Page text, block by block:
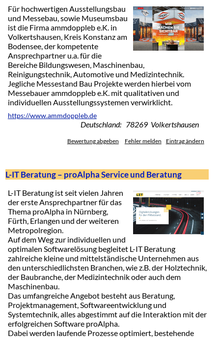
Für hochwertigen Ausstellungsbau
und Messebau, sowie Museumsbau
ist die Firma ammdoppleb e.K. in
Volkertshausen, Kreis Konstanz am
Bodensee, der kompetente
Ansprechpartner u.a. für die
Bereiche Bildungswesen, Maschinenbau,
Reinigungstechnik, Automotive und Medizintechnik.
Jegliche Messestand Bau Projekte werden hierbei vom
Messebauer ammdoppleb e.K. mit qualitativen und
individuellen Ausstellungssystemen verwirklicht.
https://www.ammdoppleb.de
Deutschland: 78269 Volkertshausen
Bewertung abgeben Fehler melden Eintrag ändern
L-IT Beratung – proAlpha Service und Beratung
L-IT Beratung ist seit vielen Jahren
der erste Ansprechpartner für das
Thema proAlpha in Nürnberg,
Fürth, Erlangen und der weiteren
Metropolregion.
Auf dem Weg zur individuellen und
optimalen Softwarelösung begleitet L-IT Beratung
zahlreiche kleine und mittelständische Unternehmen aus
den unterschiedlichsten Branchen, wie z.B. der Holztechnik,
der Baubranche, der Medizintechnik oder auch dem
Maschinenbau.
Das umfangreiche Angebot besteht aus Beratung,
Projektmanagement, Softwareentwicklung und
Systemtechnik, alles abgestimmt auf die Interaktion mit der
erfolgreichen Software proAlpha.
Dabei werden laufende Prozesse optimiert, bestehende